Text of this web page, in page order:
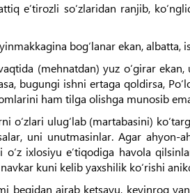
e’tirozli so‘zlaridan ranjib,
bog‘lanar ekan, albatta,
(mehnatdan) yuz o‘girar
bugungi ishni ertaga qoldirsa,
ham tilga olishga munosib
o‘zlari ulug‘lab (martabasini)
uni unutmasinlar. Agar ahyon-
ixlosiyu e’tiqodiga havola
kuni kelib yaxshilik ko‘rishi
begidan ajrab ketsayu, keyinroq